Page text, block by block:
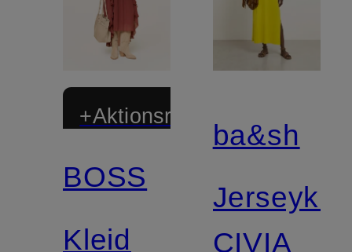
+Aktionsrabatt
BOSS
Kleid
ba&sh
CIVIA